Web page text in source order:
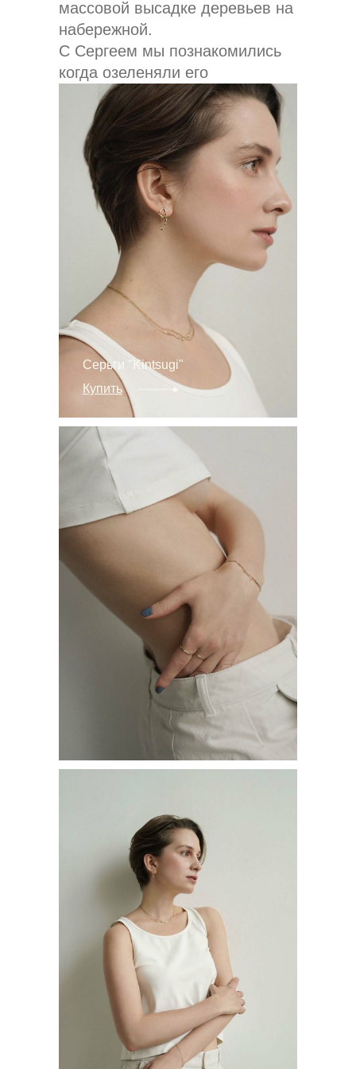
массовой высадке деревьев на
набережной.
С Сергеем мы познакомились
когда озеленяли его
прекрасную квартиру.
Поделились своими
грандиозными планами и он с
радостью нас поддержал.
Серьги "Kintsugi"
Купить
ОПЛАТА И ДОСТАВКА
ИСТОРИЯ БРЕНДА
МАНИФЕСТ
АРХИВНЫЙ СЕЙЛ